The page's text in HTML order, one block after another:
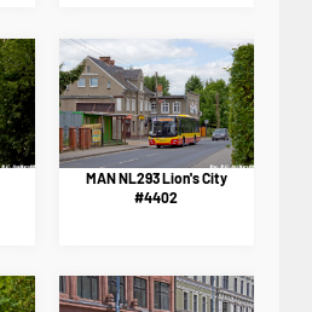
MAN NL293 Lion's City
#4402